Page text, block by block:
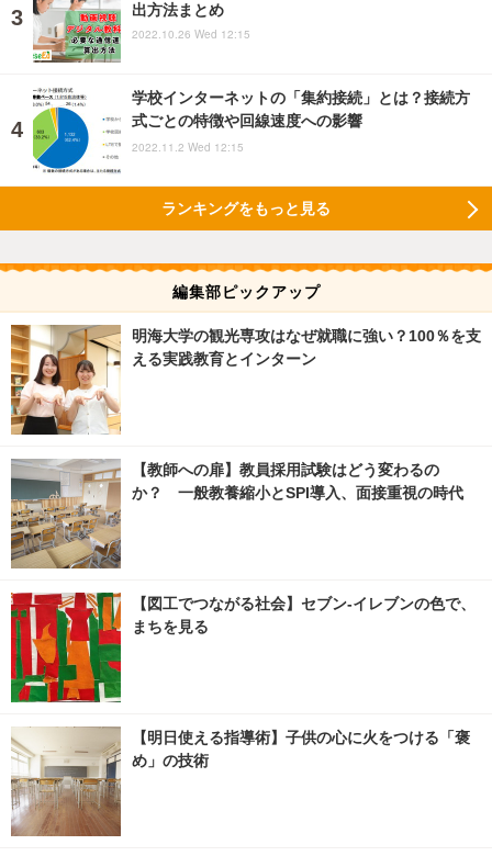
出方法まとめ
2022.10.26 Wed 12:15
学校インターネットの「集約接続」とは？接続方
式ごとの特徴や回線速度への影響
2022.11.2 Wed 12:15
ランキングをもっと見る
編集部ピックアップ
明海大学の観光専攻はなぜ就職に強い？100％を支
える実践教育とインターン
【教師への扉】教員採用試験はどう変わるの
か？ 一般教養縮小とSPI導入、面接重視の時代
【図工でつながる社会】セブン‐イレブンの色で、
まちを見る
【明日使える指導術】子供の心に火をつける「褒
め」の技術